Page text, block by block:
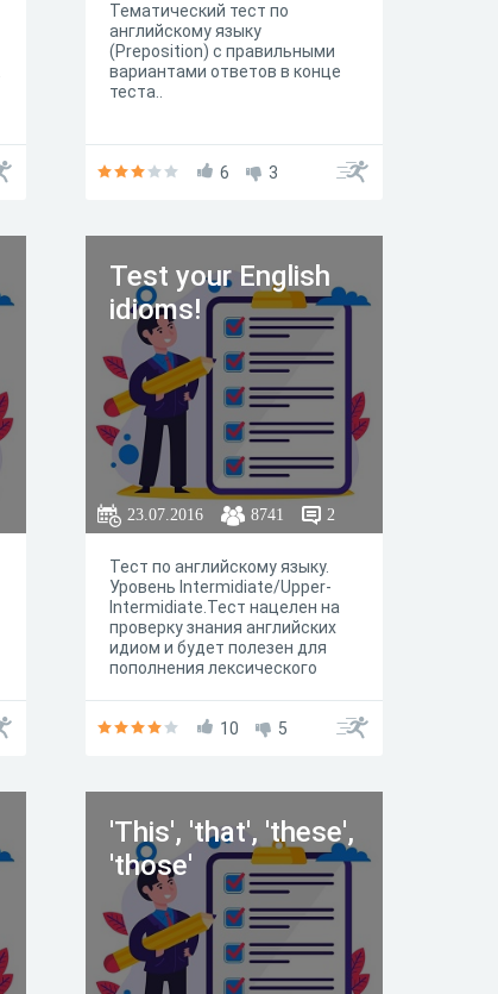
Тематический тест по
английскому языку
(Preposition) с правильными
вариантами ответов в конце
теста..
6 3
Test your English
idioms!
23.07.2016 8741 2
Тест по английскому языку.
Уровень Intermidiate/Upper-
Intermidiate.Тест нацелен на
проверку знания английских
идиом и будет полезен для
пополнения лексического
10
5
'This', 'that', 'these',
'those'